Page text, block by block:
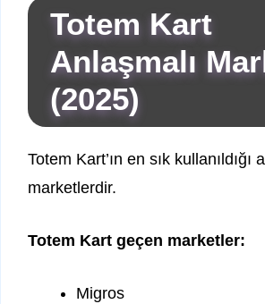
Totem Kart
Anlaşmalı
(2025)
Totem Kart’ın en sık kullanıldığı
marketlerdir.
Totem Kart geçen marketler:
Migros